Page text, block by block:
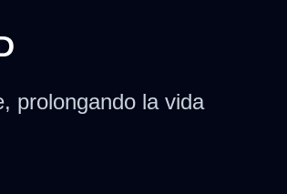
prolongando la vida